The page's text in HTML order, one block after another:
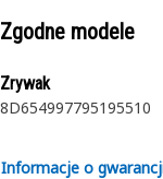
Zgodne modele
Zrywak
8D654997795195510
Informacje o